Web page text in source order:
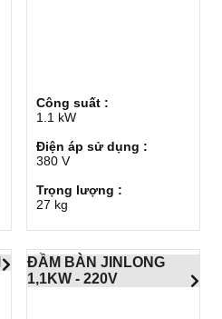
Công suất :
1.1 kW
Điện áp sử dụng :
380 V
Trọng lượng :
27 kg
ĐẦM BÀN JINLONG
1,1KW - 220V